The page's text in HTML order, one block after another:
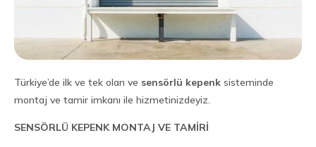
Türkiye’de ilk ve tek olan ve sensörlü kepenk sisteminde
montaj ve tamir imkanı ile hizmetinizdeyiz.
SENSÖRLÜ KEPENK MONTAJ VE TAMİRİ